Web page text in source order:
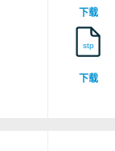
下载
stp
下载